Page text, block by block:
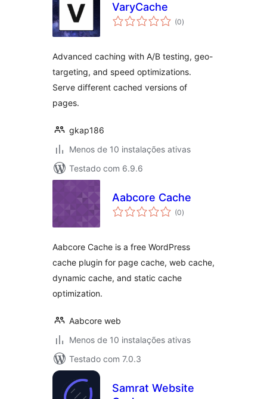
VaryCache
(0avaliações
totais
)
Advanced caching with A/B testing, geo-
targeting, and speed optimizations.
Serve different cached versions of
pages.
gkap186
Menos de 10 instalações ativas
Testado com 6.9.6
Aabcore Cache
(0avaliações
totais
)
Aabcore Cache is a free WordPress
cache plugin for page cache, web cache,
dynamic cache, and static cache
optimization.
Aabcore web
Menos de 10 instalações ativas
Testado com 7.0.3
Samrat Website